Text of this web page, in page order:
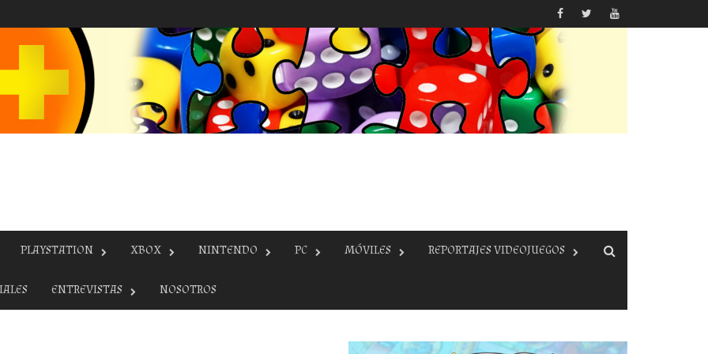
PLAYSTATION XBOX NINTENDO PC MÓVILES REPORTAJES VIDEOJUEGOS
ENTREVISTAS NOSOTROS